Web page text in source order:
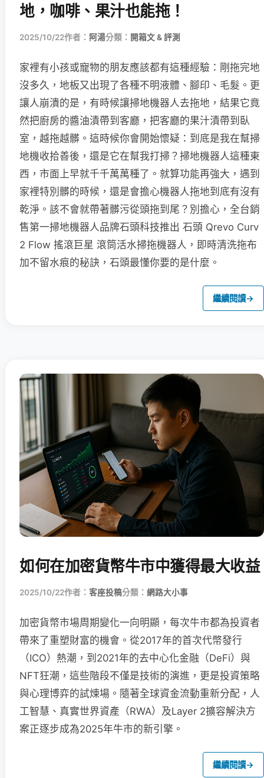
地，咖啡、果汁也能拖！
2025/10/22作者： 阿湯分類： 開箱文 & 評測
家裡有小孩或寵物的朋友應該都有這種經驗：剛拖完地
沒多久，地板又出現了各種不明液體、腳印、毛髮。更
讓人崩潰的是，有時候讓掃地機器人去拖地，結果它竟
然把廚房的醬油漬帶到客廳，把客廳的果汁漬帶到臥
室，越拖越髒。這時候你會開始懷疑：到底是我在幫掃
地機收拾善後，還是它在幫我打掃？掃地機器人這種東
西，市面上早就千千萬萬種了。就算功能再強大，遇到
家裡特別髒的時候，還是會擔心機器人拖地到底有沒有
乾淨。該不會就帶著髒污從頭拖到尾？別擔心，全台銷
售第一掃地機器人品牌石頭科技推出 石頭 Qrevo Curv
2 Flow 搖滾巨星 滾筒活水掃拖機器人，即時清洗拖布
加不留水痕的秘訣，石頭最懂你要的是什麼。
繼續閱讀→
如何在加密貨幣牛市中獲得最大收益
2025/10/22作者： 客座投稿分類： 網路大小事
加密貨幣市場周期變化一向明顯，每次牛市都為投資者
帶來了重塑財富的機會。從2017年的首次代幣發行
（ICO）熱潮，到2021年的去中心化金融（DeFi）與
NFT狂潮，這些階段不僅是技術的演進，更是投資策略
與心理博弈的試煉場。隨著全球資金流動重新分配，人
工智慧、真實世界資產（RWA）及Layer 2擴容解決方
案正逐步成為2025年牛市的新引擎。
繼續閱讀→